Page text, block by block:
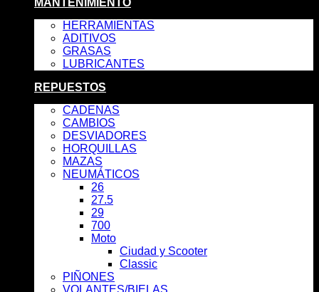
MANTENIMIENTO
HERRAMIENTAS
ADITIVOS
GRASAS
LUBRICANTES
REPUESTOS
CADENAS
CAMBIOS
DESVIADORES
HORQUILLAS
MAZAS
NEUMÁTICOS
26
27.5
29
700
Moto
Ciudad y Scooter
Classic
PIÑONES
VOLANTES/BIELAS